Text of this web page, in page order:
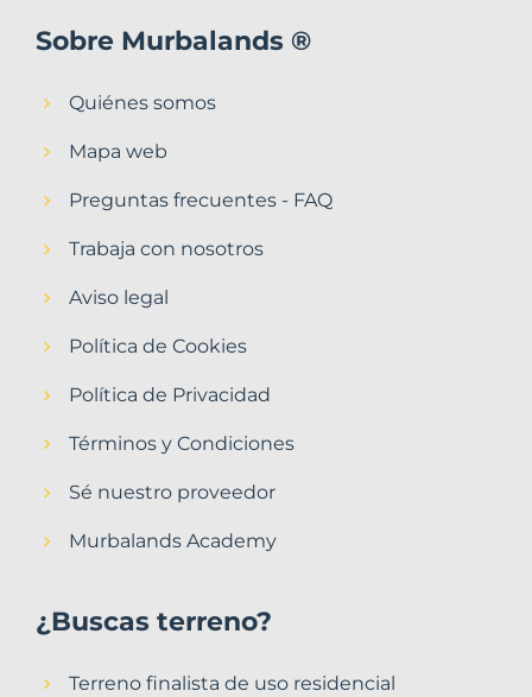
Sobre Murbalands ®
Quiénes somos
Mapa web
Preguntas frecuentes - FAQ
Trabaja con nosotros
Aviso legal
Política de Cookies
Política de Privacidad
Términos y Condiciones
Sé nuestro proveedor
Murbalands Academy
¿Buscas terreno?
Terreno finalista de uso residencial